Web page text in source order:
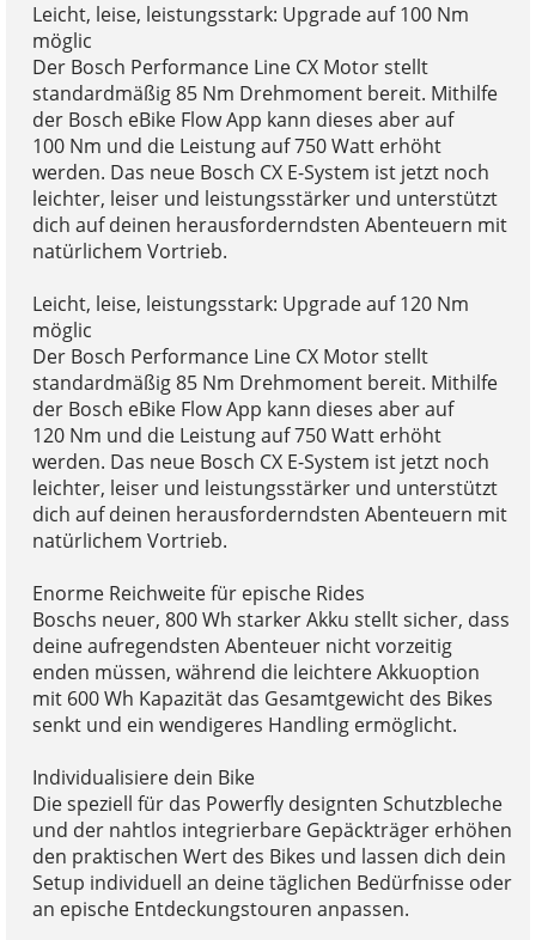
Leicht, leise, leistungsstark: Upgrade auf 100 Nm
möglic
Der Bosch Performance Line CX Motor stellt
standardmäßig 85 Nm Drehmoment bereit. Mithilfe
der Bosch eBike Flow App kann dieses aber auf
100 Nm und die Leistung auf 750 Watt erhöht
werden. Das neue Bosch CX E-System ist jetzt noch
leichter, leiser und leistungsstärker und unterstützt
dich auf deinen herausforderndsten Abenteuern mit
natürlichem Vortrieb.
Leicht, leise, leistungsstark: Upgrade auf 120 Nm
möglic
Der Bosch Performance Line CX Motor stellt
standardmäßig 85 Nm Drehmoment bereit. Mithilfe
der Bosch eBike Flow App kann dieses aber auf
120 Nm und die Leistung auf 750 Watt erhöht
werden. Das neue Bosch CX E-System ist jetzt noch
leichter, leiser und leistungsstärker und unterstützt
dich auf deinen herausforderndsten Abenteuern mit
natürlichem Vortrieb.
Enorme Reichweite für epische Rides
Boschs neuer, 800 Wh starker Akku stellt sicher, dass
deine aufregendsten Abenteuer nicht vorzeitig
enden müssen, während die leichtere Akkuoption
mit 600 Wh Kapazität das Gesamtgewicht des Bikes
senkt und ein wendigeres Handling ermöglicht.
Individualisiere dein Bike
Die speziell für das Powerfly designten Schutzbleche
und der nahtlos integrierbare Gepäckträger erhöhen
den praktischen Wert des Bikes und lassen dich dein
Setup individuell an deine täglichen Bedürfnisse oder
an epische Entdeckungstouren anpassen.